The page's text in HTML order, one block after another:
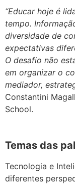
“Educar hoje é
tempo.
diversidade de
expectativas
O desafio não
em organizar o
mediador,
Constantini
School.
Temas das
Tecnologia e
diferentes